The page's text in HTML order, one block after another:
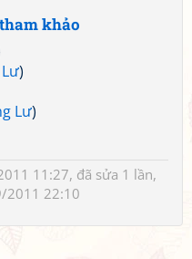
khảo
)
Lư)
11:27, đã sửa 1 lần,
2011 22:10